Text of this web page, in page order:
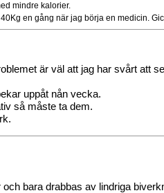
mindre kalorier.
en gång när jag börja en medicin.
är väl att jag har svårt att
uppåt nån vecka.
så måste ta dem.
bara drabbas av lindriga